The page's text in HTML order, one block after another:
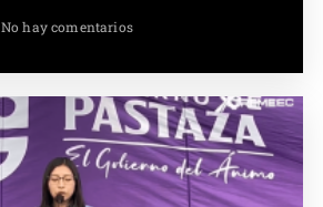
No hay comentarios